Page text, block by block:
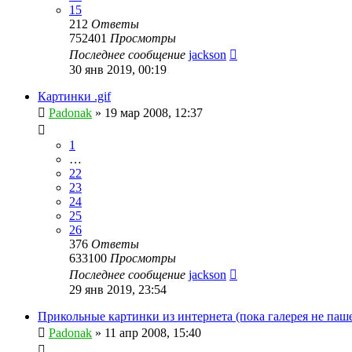
15
212 Ответы
752401 Просмотры
Последнее сообщение jackson
30 янв 2019, 00:19
Картинки .gif
Padonak » 19 мар 2008, 12:37
1
…
22
23
24
25
26
376 Ответы
633100 Просмотры
Последнее сообщение jackson
29 янв 2019, 23:54
Прикольные картинки из интернета (пока галерея не
Padonak » 11 апр 2008, 15:40